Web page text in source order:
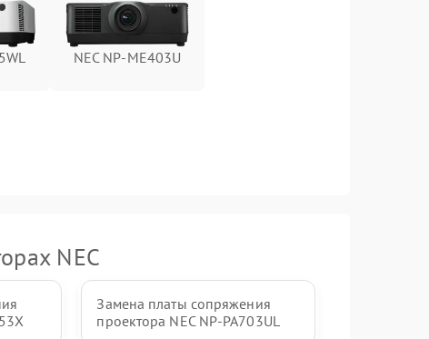
NEC NP-ME403U
NEC
Замена платы сопряжения
проектора NEC NP-PA703UL